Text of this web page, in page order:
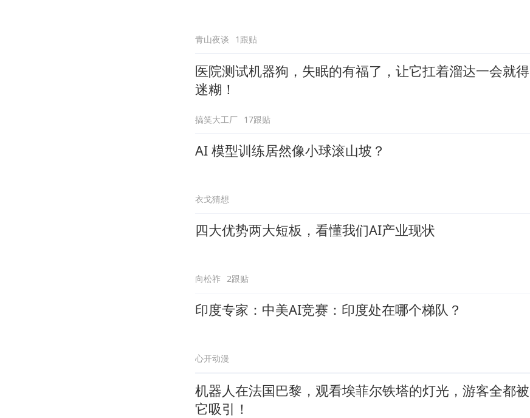
青山夜谈 1跟贴
医院测试机器狗，失眠的有福了，让它扛着溜达一会就得
迷糊！
搞笑大工厂 17跟贴
AI 模型训练居然像小球滚山坡？
衣戈猜想
四大优势两大短板，看懂我们AI产业现状
向松祚 2跟贴
印度专家：中美AI竞赛：印度处在哪个梯队？
心开动漫
机器人在法国巴黎，观看埃菲尔铁塔的灯光，游客全都被
它吸引！